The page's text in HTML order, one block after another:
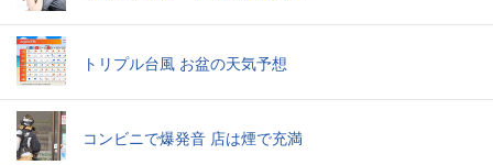
トリプル台風 お盆の天気予想
コンビニで爆発音 店は煙で充満